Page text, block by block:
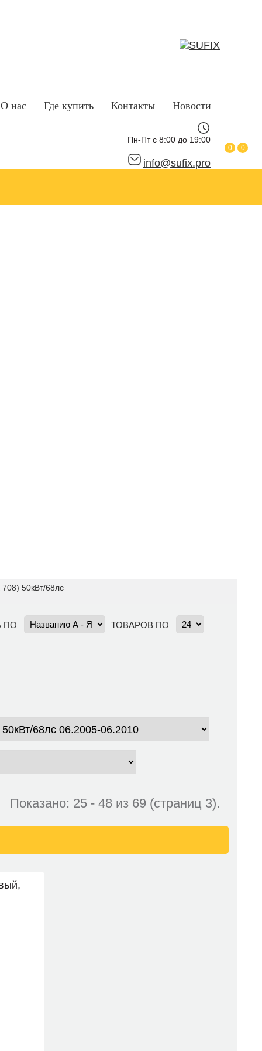
О нас Где купить Контакты Новости
Пн-Пт с 8:00 до 19:00
info@sufix.pro
0 0
50кВт/68лс
ПО ТОВАРОВ ПО
Показано: 25 - 48 из 69 (страниц 3).